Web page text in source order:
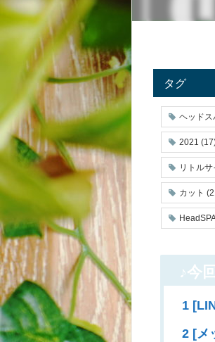
タグ
ヘッドス
2021
リトルサ
カット
♪今
1
2 [メ